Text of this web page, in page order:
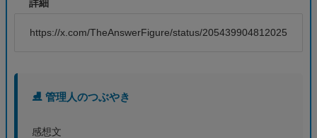
詳細
https://x.com/TheAnswerFigure/status/2054399048120258994
⛸️ 管理人のつぶやき
感想文